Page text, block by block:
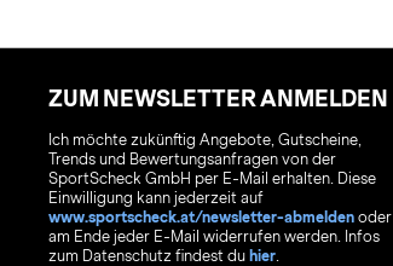
ZUM NEWSLETTER ANMELDEN
Ich möchte zukünftig Angebote, Gutscheine,
Trends und Bewertungsanfragen von der
SportScheck GmbH per E-Mail erhalten. Diese
Einwilligung kann jederzeit auf
www.sportscheck.at/newsletter-abmelden oder
am Ende jeder E-Mail widerrufen werden. Infos
zum Datenschutz findest du hier